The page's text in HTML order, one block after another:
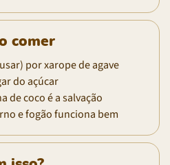
comer
por xarope de agave
do açúcar
de coco é a salvação
e fogão funciona bem